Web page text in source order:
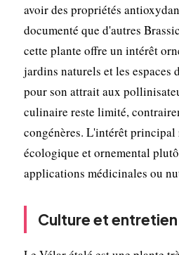
avoir des propriétés
documenté que d'autres
cette plante offre un intérêt
jardins naturels et les espaces
pour son attrait aux
culinaire reste limité,
congénères. L'intérêt principal
écologique et ornemental
applications médicinales ou
Culture et